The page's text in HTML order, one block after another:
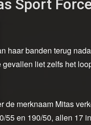
Sport
haar banden terug
liet zelfs het
merknaam Mitas
55 en 190/50, allen 17